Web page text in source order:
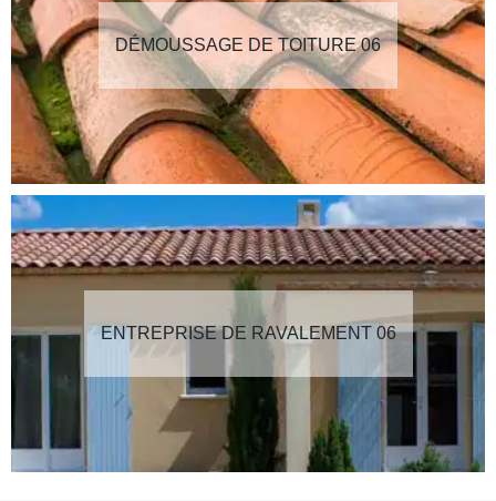
DÉMOUSSAGE DE TOITURE 06
ENTREPRISE DE RAVALEMENT 06